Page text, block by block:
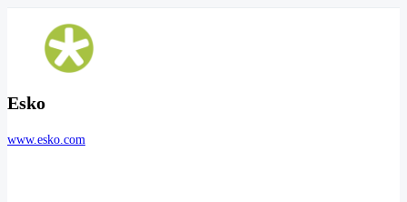
Esko
www.esko.com